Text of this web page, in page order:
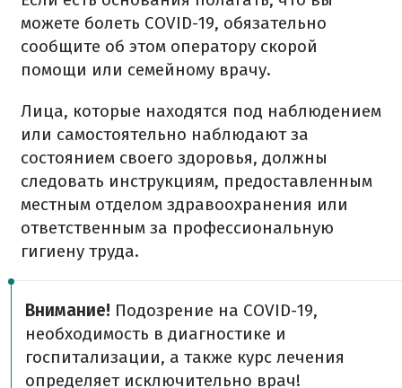
можете болеть COVID-19, обязательно
сообщите об этом оператору скорой
помощи или семейному врачу.
Лица, которые находятся под наблюдением
или самостоятельно наблюдают за
состоянием своего здоровья, должны
следовать инструкциям, предоставленным
местным отделом здравоохранения или
ответственным за профессиональную
гигиену труда.
Внимание! Подозрение на COVID-19,
необходимость в диагностике и
госпитализации, а также курс лечения
определяет исключительно врач!